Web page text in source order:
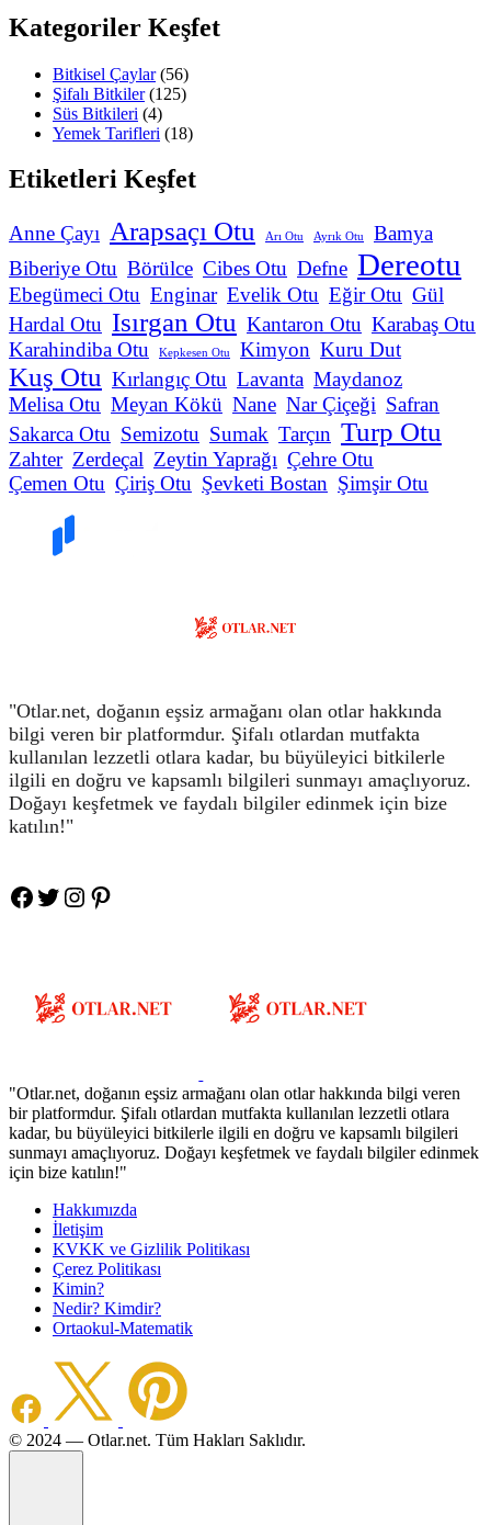
Kategoriler Keşfet
Bitkisel Çaylar(56)
Şifalı Bitkiler(125)
Süs Bitkileri (4)
Yemek Tarifleri (18)
Etiketleri Keşfet
Anne Çayı Arapsaçı Otu Arı Otu Ayrık Otu
Bamya
Biberiye Otu Börülce Cibes Otu Defne Dereotu
Ebegümeci Otu Enginar Evelik Otu Eğir Otu Gül
Hardal Otu Isırgan Otu Kantaron Otu Karabaş Otu
Karahindiba Otu
Kepkesen Otu Kimyon Kuru Dut
Kuş Otu Kırlangıç Otu Lavanta Maydanoz
Melisa Otu Meyan Kökü Nane Nar Çiçeği Safran
Sakarca Otu Semizotu Sumak Tarçın Turp Otu
Zahter Zerdeçal Zeytin Yaprağı Çehre Otu
Çemen Otu Çiriş Otu Şevketi Bostan Şimşir Otu
"Otlar.net, doğanın eşsiz armağanı olan otlar hakkında
bilgi veren bir platformdur. Şifalı otlardan mutfakta
kullanılan lezzetli otlara kadar, bu büyüleyici bitkilerle
ilgili en doğru ve kapsamlı bilgileri sunmayı amaçlıyoruz.
Doğayı keşfetmek ve faydalı bilgiler edinmek için bize
katılın!"
Facebook
Twitter
Instagram
Pinteres
"Otlar.net, doğanın eşsiz armağanı olan otlar hakkında bilgi veren
bir platformdur. Şifalı otlardan mutfakta kullanılan lezzetli otlara
kadar, bu büyüleyici bitkilerle ilgili en doğru ve kapsamlı bilgileri
sunmayı amaçlıyoruz. Doğayı keşfetmek ve faydalı bilgiler edinmek
için bize katılın!"
Hakkımızda
İletişim
KVKK ve Gizlilik Politikası
Çerez Politikası
Kimin?
Nedir? Kimdir?
Ortaokul-Matematik
©️ 2024 — Otlar.net. Tüm Hakları Saklıdır.